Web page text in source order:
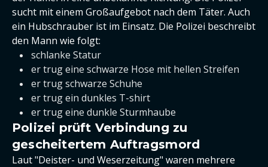
sucht mit einem Großaufgebot nach dem Täter. Auch
ein Hubschrauber ist im Einsatz. Die Polizei beschreibt
den Mann wie folgt:
schlanke Statur
er trug eine schwarze Hose mit hellen Streifen
er trug schwarze Schuhe
er trug ein dunkles T-shirt
er trug eine dunkle Sturmhaube
Polizei prüft Verbindung zu
gescheitertem Auftragsmord
Laut "Deister- und Weserzeitung" waren mehrere